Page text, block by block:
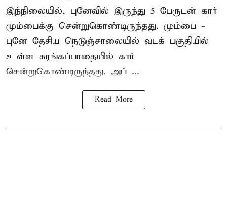
இந்நிலையில், புனேவில் இருந்து 5 பேருடன் கார்
மும்பைக்கு சென்றுகொண்டிருந்தது. மும்பை -
புனே தேசிய நெடுஞ்சாலையில் வடக் பகுதியில்
உள்ள சுரங்கப்பாதையில் கார்
சென்றுகொண்டிருந்தது. அப் ...
Read More